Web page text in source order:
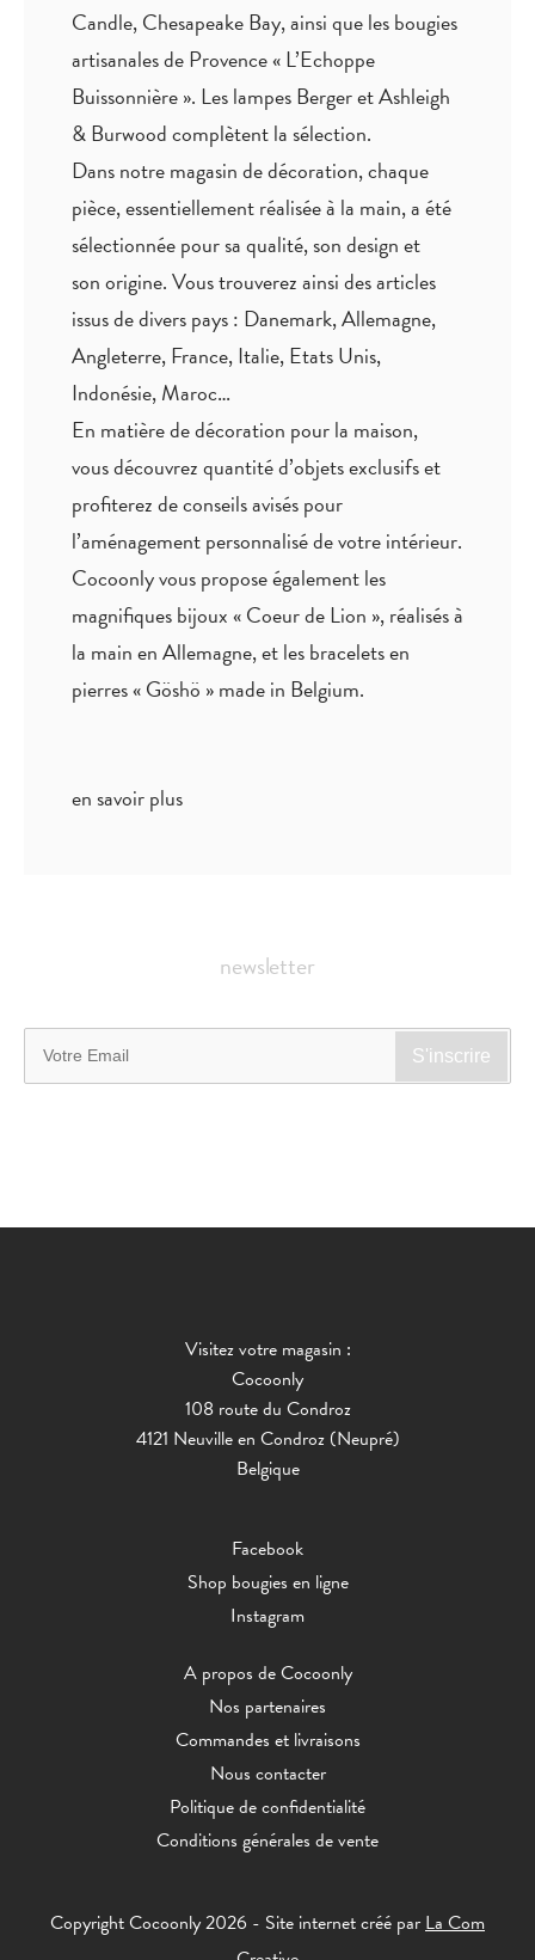
Candle, Chesapeake Bay, ainsi que les bougies
artisanales de Provence « L’Echoppe
Buissonnière ». Les lampes Berger et Ashleigh
& Burwood complètent la sélection.
Dans notre magasin de décoration, chaque
pièce,essentiellement réalisée à la main, a été
sélectionnée pour sa qualité, son design et
son origine. Vous trouverez ainsi des articles
issus de divers pays : Danemark, Allemagne,
Angleterre, France, Italie, Etats Unis,
Indonésie, Maroc…
En matière de décoration pour la maison,
vous découvrez quantitéd’objets exclusifset
profiterez deconseils aviséspour
l’aménagement personnalisé de votre intérieur.
Cocoonly vous propose également les
magnifiques bijoux « Coeur de Lion », réalisés à
la main en Allemagne, et les bracelets en
pierres « Göshö » made in Belgium.
en savoir plus
newsletter
Visitez votre magasin :
Cocoonly
108 route du Condroz
4121 Neuville en Condroz (Neupré)
Belgique
Facebook
Shop bougies en ligne
Instagram
A propos de Cocoonly
Nos partenaires
Commandes et livraisons
Nous contacter
Politique de confidentialité
Conditions générales de vente
Copyright Cocoonly 2026 - Site internet créé par La Com